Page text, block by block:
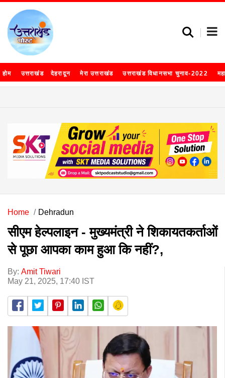
होम उत्तराखंड देहरादून मेरा उत्तराखंड उत्तराखंड विधानसभा चुनाव-2022
Home Dehradun
सीएम हेल्पलाइन - मुख्यमंत्री ने शिकायतकर्ताओं
से पूछा आपका काम हुआ कि नहीं?,
By: Amit Tiwari
May 21, 2025, 17:40 IST